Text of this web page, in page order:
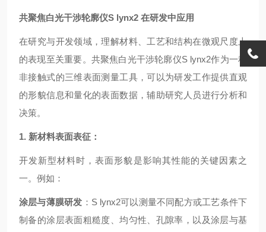
共聚焦白光干涉轮廓仪S lynx2 在研发中应用
在研究与开发领域，理解材料、工艺和结构在微观尺度上
的表现至关重要。共聚焦白光干涉轮廓仪S lynx2作为一种
非接触式的三维表面测量工具，可以为研发工作提供直观
的形貌信息和量化的表面数据，辅助研究人员进行分析和
决策。
1. 新材料表面表征：
开发新型材料时，表面形貌是影响其性能的关键因素之
一。例如：
涂层与薄膜研发 ：S lynx2可以测量不同配方或工艺条件下
制备的涂层表面粗糙度、均匀性、孔隙率，以及涂层与基